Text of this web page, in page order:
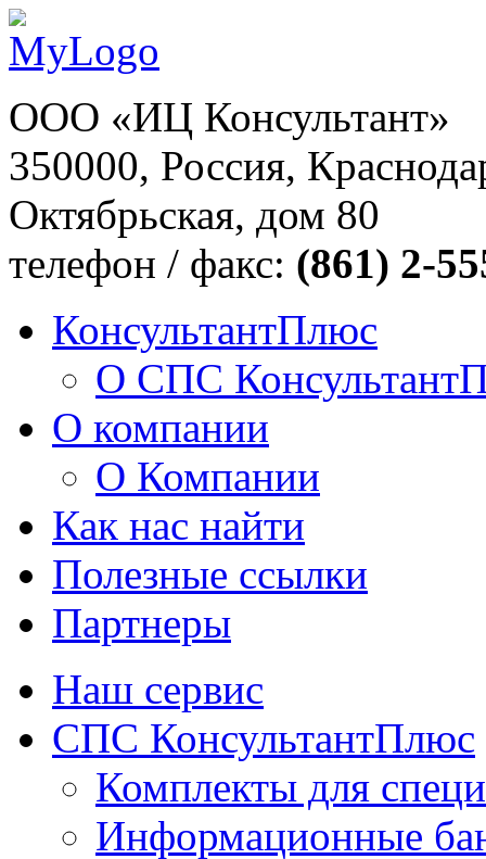
ООО «ИЦ Консультант»
350000, Россия,
Октябрьская, дом 80
телефон / факс: (861) 2-
КонсультантПлюс
О СПС
О компании
О Компании
Как нас найти
Полезные ссылки
Партнеры
Наш сервис
СПС КонсультантПлюс
Комплекты для
Информационные